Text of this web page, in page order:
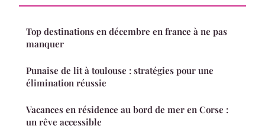
Top destinations en décembre en france à ne pas
manquer
Punaise de lit à toulouse : stratégies pour une
élimination réussie
Vacances en résidence au bord de mer en Corse :
un rêve accessible